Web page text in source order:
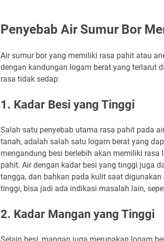
Penyebab Air Sumur Bor
Air sumur bor yang memiliki rasa pahit atau
dengan kandungan logam berat yang terlarut
rasa tidak sedap:
1. Kadar Besi yang Tinggi
Salah satu penyebab utama rasa pahit pada
tanah, adalah salah satu logam berat yang
mengandung besi berlebih akan memiliki
pahit. Air dengan kadar besi yang tinggi juga
tangga, dan bahkan pada kulit saat
tinggi, bisa jadi ada indikasi masalah lain,
2. Kadar Mangan yang Tinggi